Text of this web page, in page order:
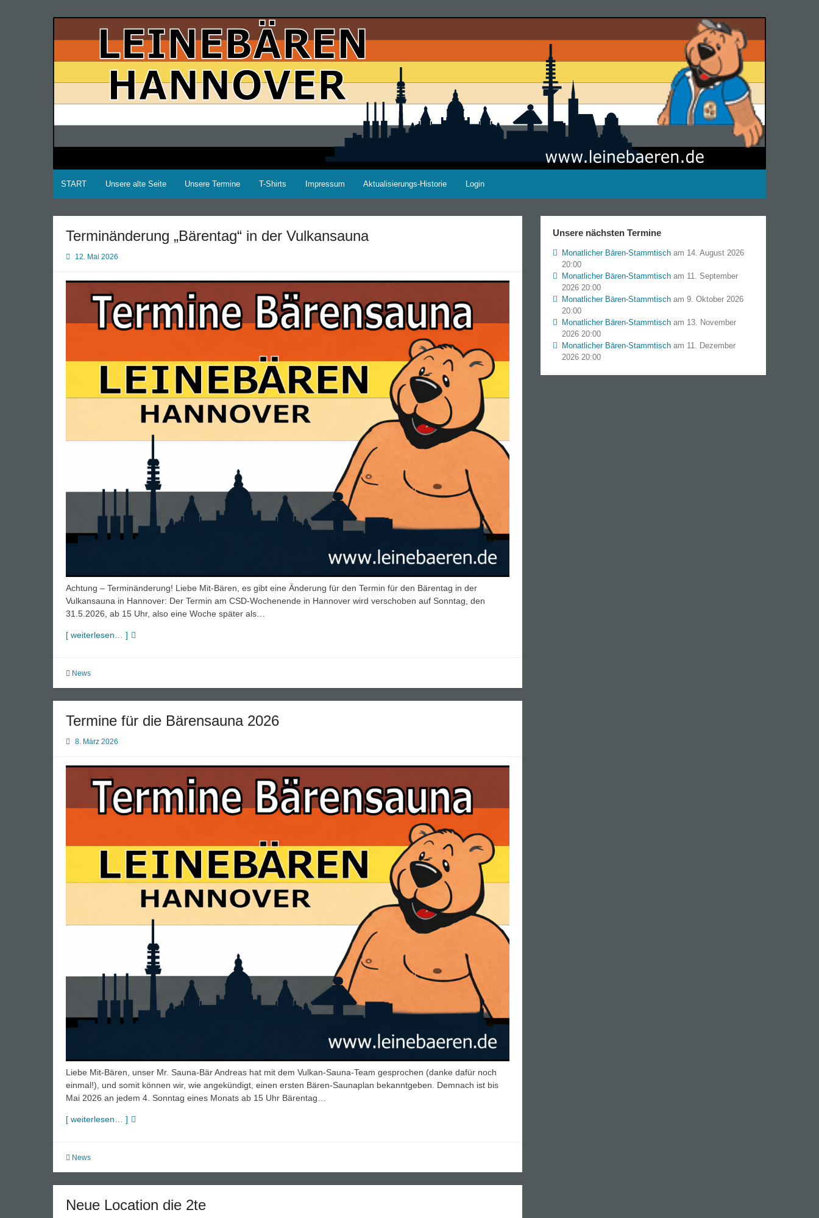
LEINEBÄREN Hannover
START Unsere alte Seite Unsere Termine T-Shirts Impressum Aktualisierungs-Historie Login
Terminänderung „Bärentag“ in der Vulkansauna
12. Mai 2026
Achtung – Terminänderung! Liebe Mit-Bären, es gibt eine Änderung für den Termin für den Bärentag in der
Vulkansauna in Hannover: Der Termin am CSD-Wochenende in Hannover wird verschoben auf Sonntag, den
31.5.2026, ab 15 Uhr, also eine Woche später als…
[ weiterlesen… ] Terminänderung
News
Termine für die Bärensauna 2026
8. März 2026
Liebe Mit-Bären, unser Mr. Sauna-Bär Andreas hat mit dem Vulkan-Sauna-Team gesprochen (danke dafür noch
einmal!), und somit können wir, wie angekündigt, einen ersten Bären-Saunaplan bekanntgeben. Demnach ist bis
Mai 2026 an jedem 4. Sonntag eines Monats ab 15 Uhr Bärentag…
[ weiterlesen… ] Termine
News
Neue Location die 2te
Unsere nächsten Termine
Monatlicher Bären-Stammtischam 14. August 2026
20:00
Monatlicher Bären-Stammtischam 11. September
2026 20:00
Monatlicher Bären-Stammtischam 9. Oktober 2026
20:00
Monatlicher Bären-Stammtischam 13. November
2026 20:00
Monatlicher Bären-Stammtischam 11. Dezember
2026 20:00